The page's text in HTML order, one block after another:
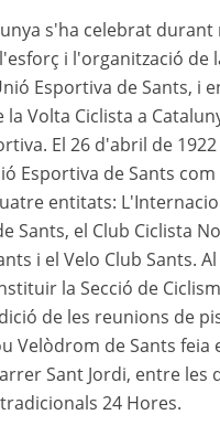
s'ha celebrat durant
i l'organització de
Esportiva de Sants, i
Volta Ciclista a
El 26 d'abril de 1922
Esportiva de Sants
entitats:
Sants, el Club Ciclista
i el Velo Club Sants.
la Secció de
de les reunions de
Velòdrom de Sants feia
Sant Jordi, entre les
24 Hores.